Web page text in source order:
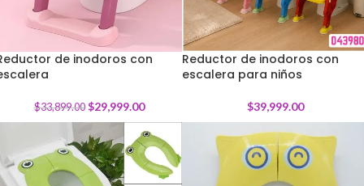
-12%
de inodoros con
$33,899.00 $29,999.00
Reductor de inodoros con
escalera para niños
$39,999.00